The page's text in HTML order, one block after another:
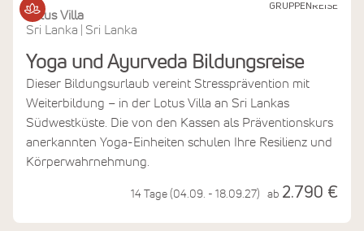
GRUPPENREISE
Lotus Villa
Sri Lanka
Sri Lanka
Yoga und Ayurveda Bildungsreise
Dieser Bildungsurlaub vereint Stressprävention mit
Weiterbildung – in der Lotus Villa an Sri Lankas
Südwestküste. Die von den Kassen als Präventionskurs
anerkannten Yoga-Einheiten schulen Ihre Resilienz und
Körperwahrnehmung.
14 Tage (04.09. - 18.09.27) ab 2.790 €